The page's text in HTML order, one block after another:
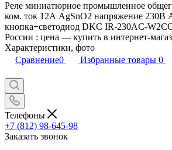
Реле миниатюрное промышленное
ком. ток 12А AgSnO2 напряжение 230В
кнопка+светодиод DKC IR-230AC-
России : цена — купить в интернет-
Характеристики, фото
Сравнение0 Избранные товары 0
Телефоны
+7 (812) 98-645-98
Заказать звонок